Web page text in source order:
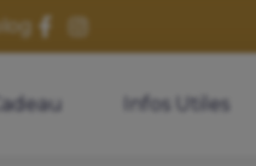
Infos Utiles